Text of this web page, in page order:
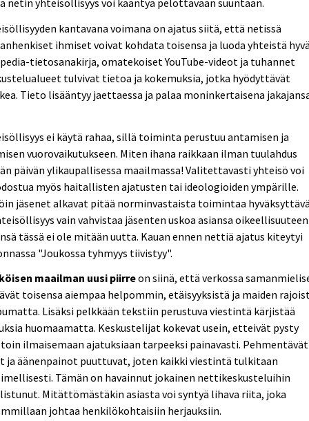
kantavana voimana on ajatus siitä, että netissä
ihmiset voivat kohdata toisensa ja luoda yhteistä
tietosanakirja, omatekoiset YouTube-videot ja tuhannet
tulvivat tietoa ja kokemuksia, jotka hyödyttävät
Tieto lisääntyy jaettaessa ja palaa moninkertaisena
ei käytä rahaa, sillä toiminta perustuu antamisen ja
vuorovaikutukseen. Miten ihana raikkaan ilman tuulahdus
päivän ylikaupallisessa maailmassa! Valitettavasti yhteisö voi
myös haitallisten ajatusten tai ideologioiden ympärille.
jäsenet alkavat pitää norminvastaista toimintaa
vain vahvistaa jäsenten uskoa asiansa oikeellisuuteen.
tässä ei ole mitään uutta. Kauan ennen nettiä ajatus kiteytyi
"Joukossa tyhmyys tiivistyy".
maailman uusi piirreon siinä, että verkossa
toisensa aiempaa helpommin, etäisyyksistä ja maiden
Lisäksi pelkkään tekstiin perustuva viestintä kärjistää
huomaamatta. Keskustelijat kokevat usein, etteivät pysty
ilmaisemaan ajatuksiaan tarpeeksi painavasti. Pehmentävät
ja äänenpainot puuttuvat, joten kaikki viestintä tulkitaan
Tämän on havainnut jokainen nettikeskusteluihin
Mitättömästäkin asiasta voi syntyä lihava riita, joka
johtaa henkilökohtaisiin herjauksiin.